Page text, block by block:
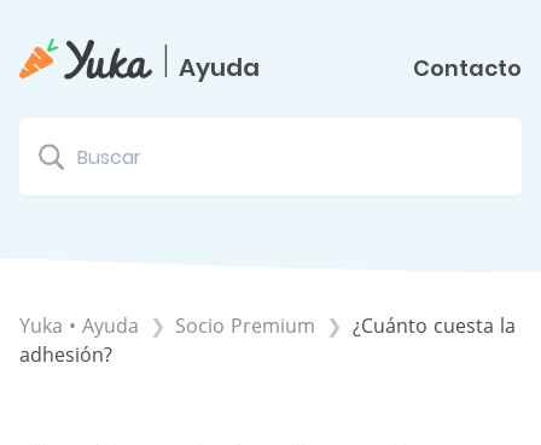
| Ayuda Contacto
Yuka • Ayuda ​Socio Premium
¿Cuánto cuesta la
adhesión?